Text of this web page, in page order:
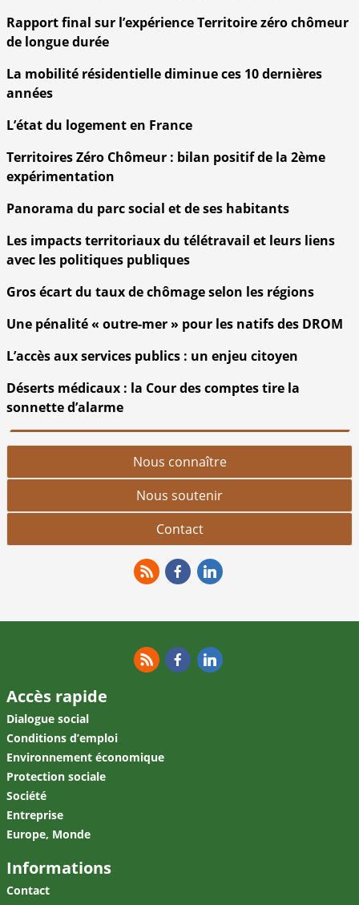
Rapport final sur l’expérience Territoire zéro chômeur
de longue durée
La mobilité résidentielle diminue ces 10 dernières
années
L’état du logement en France
Territoires Zéro Chômeur : bilan positif de la 2ème
expérimentation
Panorama du parc social et de ses habitants
Les impacts territoriaux du télétravail et leurs liens
avec les politiques publiques
Gros écart du taux de chômage selon les régions
Une pénalité « outre-mer » pour les natifs des DROM
L’accès aux services publics : un enjeu citoyen
Déserts médicaux : la Cour des comptes tire la
sonnette d’alarme
Nous connaître
Nous soutenir
Contact
Accès rapide
Dialogue social
Conditions d’emploi
Environnement économique
Protection sociale
Société
Entreprise
Europe, Monde
Informations
Contact